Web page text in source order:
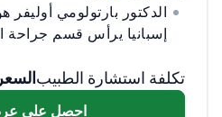
الدكتور بارتولومي
إسبانيا يرأس قسم جراحة
عمليات جراحية دقيقة
تكلفة استشارة الطبيب
احصل على